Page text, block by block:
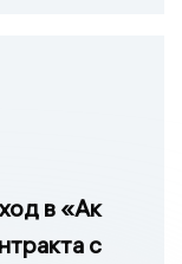
в «Ак
с